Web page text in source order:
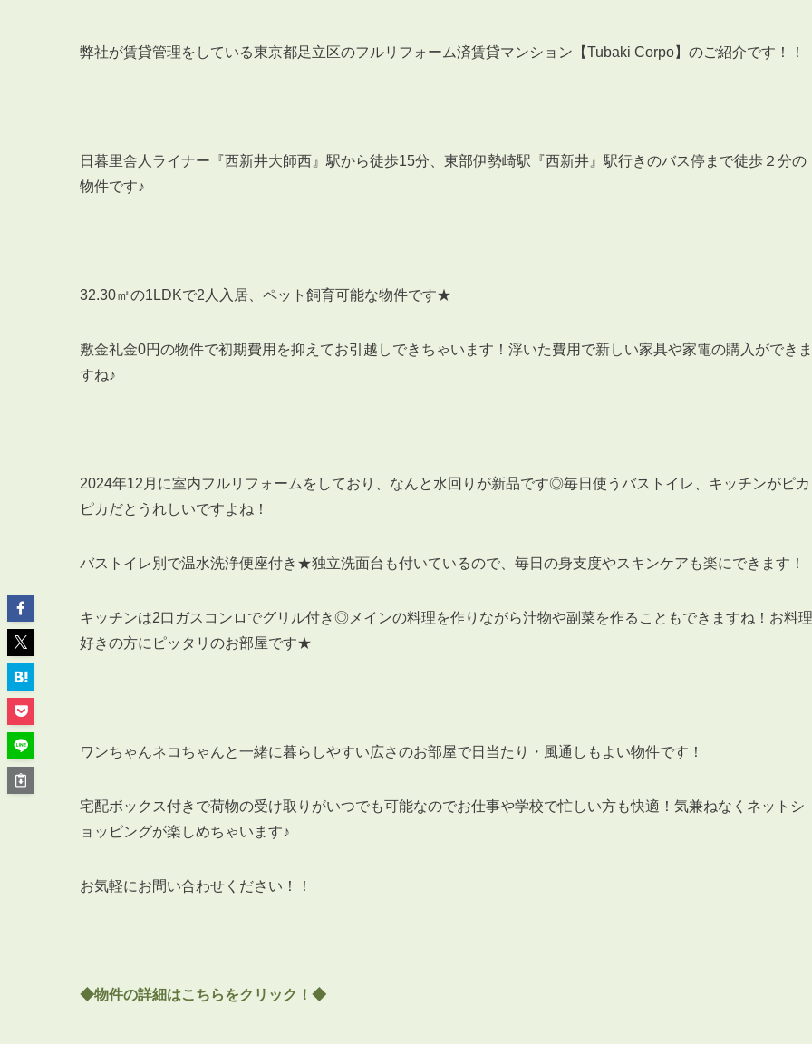
企業理念
スタッフ紹介
採用情報
仲介会社とのネットワークで情報提供力に自信あり
SERVICE
賃貸管理を依頼したい方
アパートの大規模修繕について
仲介業者向け・申込方法
お問い合わせ
※音声ガイダンス④を押してください。
弊社が賃貸管理をしている東京都足立区のフルリフォーム済賃貸マンション【Tubaki Corpo】のご紹介です！！
日暮里舎人ライナー『西新井大師西』駅から徒歩15分、東部伊勢崎駅『西新井』駅行きのバス停まで徒歩２分の
物件です♪
32.30㎡の1LDKで2人入居、ペット飼育可能な物件です★
敷金礼金0円の物件で初期費用を抑えてお引越しできちゃいます！浮いた費用で新しい家具や家電の購入ができま
すね♪
2024年12月に室内フルリフォームをしており、なんと水回りが新品です◎毎日使うバストイレ、キッチンがピカ
ピカだとうれしいですよね！
バストイレ別で温水洗浄便座付き★独立洗面台も付いているので、毎日の身支度やスキンケアも楽にできます！
キッチンは2口ガスコンロでグリル付き◎メインの料理を作りながら汁物や副菜を作ることもできますね！お料理
好きの方にピッタリのお部屋です★
ワンちゃんネコちゃんと一緒に暮らしやすい広さのお部屋で日当たり・風通しもよい物件です！
宅配ボックス付きで荷物の受け取りがいつでも可能なのでお仕事や学校で忙しい方も快適！気兼ねなくネットシ
ョッピングが楽しめちゃいます♪
お気軽にお問い合わせください！！
◆物件の詳細はこちらをクリック！◆